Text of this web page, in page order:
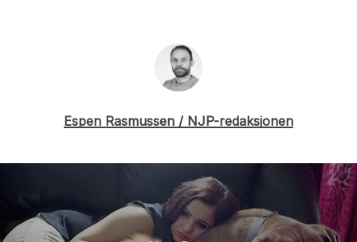
Espen Rasmussen / NJP-redaksjonen